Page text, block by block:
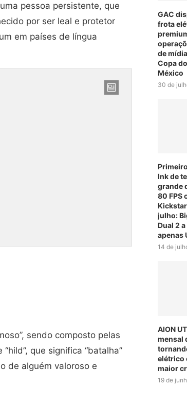
pessoa persistente, que
por ser leal e protetor
em países de língua
sendo composto pelas
que significa “batalha”
de alguém valoroso e
GAC
frota
de
Copa
México
30 de
Ink de
grande
80 FPS
julho:
Dual 2
apenas
14 de
AION
mensal
elétrico
maior
19 de